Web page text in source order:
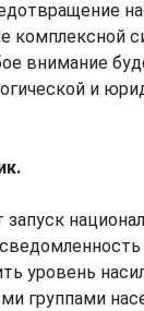
комплексной
внимание
и
уровень
группами